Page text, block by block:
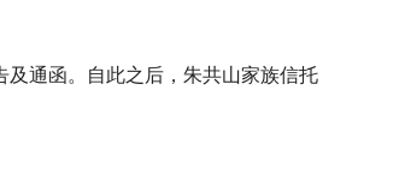
通函。自此之后，朱共山家族信托